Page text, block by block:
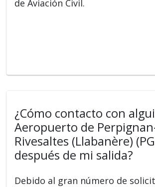
de Aviación Civil.
¿Cómo contacto con
Aeropuerto de
Rivesaltes (Llabanère)
después de mi salida?
Debido al gran número de